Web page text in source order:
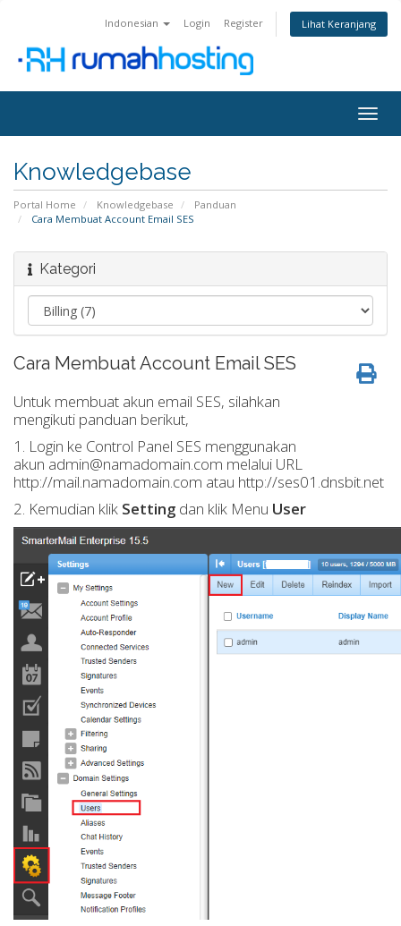
Indonesian Login Register Lihat Keranjang
Knowledgebase
Portal Home Knowledgebase
Panduan
Cara Membuat Account Email SES
Kategori
Cara Membuat Account Email SES
Untuk membuat akun email SES, silahkan
mengikuti panduan berikut,
1. Login ke Control Panel SES menggunakan
akun admin@namadomain.com melalui URL
http://mail.namadomain.com atau http://ses01.dnsbit.net
2. Kemudian klik Setting dan klik Menu User